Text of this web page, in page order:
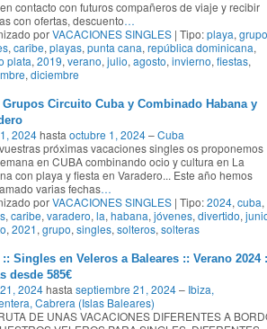
contacto con futuros compañeros de viaje y recibir
con ofertas, descuento…
porVACACIONES SINGLES| Tipo:playa, grupo
, caribe, playas, punta cana, república dominicana,
plata, 2019, verano, julio, agosto, invierno, fiestas,
, diciembre
Grupos Circuito Cuba y Combinado Habana y
2024hasta octubre 1, 2024–Cuba
próximas vacaciones singles os proponemos
en CUBA combinando ocio y cultura en La
con playa y fiesta en Varadero... Este año hemos
varias fechas…
porVACACIONES SINGLES| Tipo:2024, cuba,
, caribe, varadero, la, habana, jóvenes, divertido,
, 2021, grupo, singles, solteros, solteras
Singles en Veleros a Baleares :: Verano 2024
desde 585€
2024hasta septiembre 21, 2024– Ibiza,
Cabrera (Islas Baleares)
DE UNAS VACACIONES DIFERENTES A